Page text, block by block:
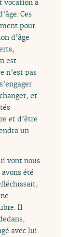
vocation à
Ces
pour
d’âge
est
n’est pas
et
et d’être
un
vont nous
été
Il
avec lui.